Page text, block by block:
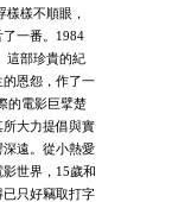
樣不順眼，
一番。1984
這部珍貴的紀
恩怨，作了一
的電影巨擘楚
大力提倡與實
遠。從小熱愛
世界，15歲和
只好竊取打字